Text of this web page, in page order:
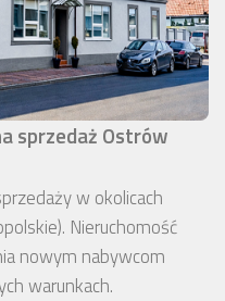
sprzedaż Ostrów
w okolicach
Nieruchomość
nowym nabywcom
warunkach.